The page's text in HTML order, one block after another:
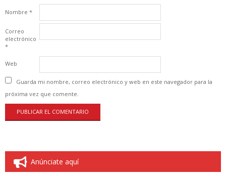
Nombre *
Correo
electrónico
*
Web
Guarda mi nombre, correo electrónico y web en este navegador para la
próxima vez que comente.
Anúnciate aquí